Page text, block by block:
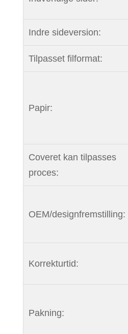
Indre sideversion:
Tilpasset filformat:
Papir:
Coveret kan tilpasses
proces:
OEM/designfremstilling:
Korrekturtid:
Pakning: